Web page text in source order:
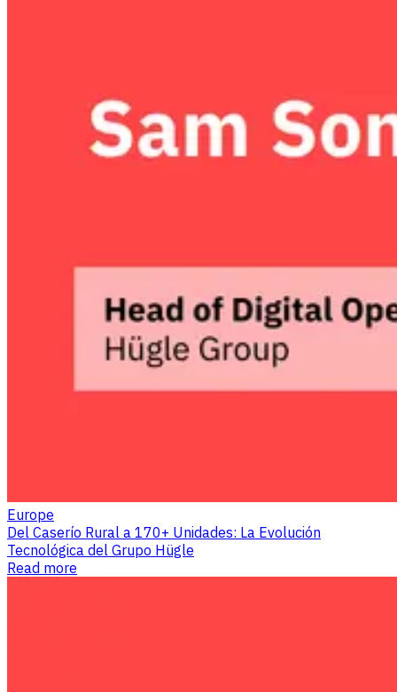
Europe
Del Caserío Rural a 170+ Unidades: La Evolución
Tecnológica del Grupo Hügle
Read more